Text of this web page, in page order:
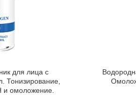
для лица с
Тонизирование,
и омоложение.